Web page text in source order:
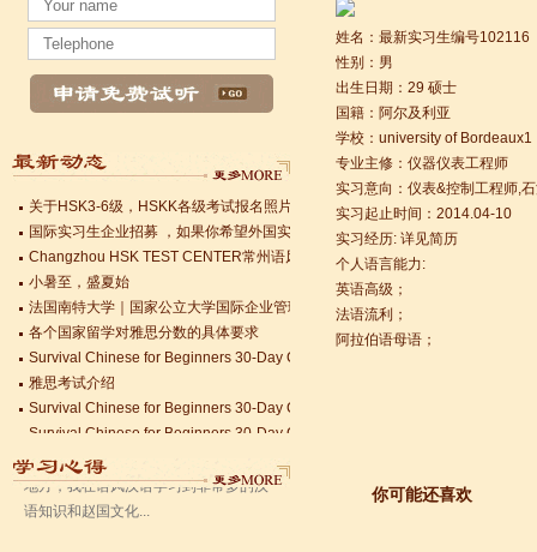
小暑至，盛夏始
法国南特大学｜国家公立大学国际企业管理硕士 + 跨文化职场通行证，2025 招
各个国家留学对雅思分数的具体要求
Survival Chinese for Beginners 30-Day Challenge day 3
雅思考试介绍
Survival Chinese for Beginners 30-Day Challenge day 2
Survival Chinese for Beginners 30-Day Challenge day 1
国际实习生企业招募 ，如果你希望外国实习生到你的公司工作，请联系我们
Changzhou HSK TEST CENTER常州语风HSK考点正式对外开考了，常州的
小暑至，盛夏始
法国南特大学｜国家公立大学国际企业管理硕士 + 跨文化职场通行证，2025 招
各个国家留学对雅思分数的具体要求
Survival Chinese for Beginners 30-Day Challenge day 3
雅思考试介绍
Survival Chinese for Beginners 30-Day Challenge day 2
Survival Chinese for Beginners 30-Day Challenge day 1
国际实习生企业招募 ，如果你希望外国实习生到你的公司工作，请联系我们
Changzhou HSK TEST CENTER常州语风HSK考点正式对外开考了，常州的
语风汉语无锡校 Zack
我叫Zack,我是法国人，无锡语风汉教中
心是一个学习中国文化和对外汉语的好
地方，我在语风汉语学习到非常多的汉
姓名：最新实习生编号102116
性别：男
出生日期：29 硕士
国籍：阿尔及利亚
学校：university of Bordeaux1
专业主修：仪器仪表工程师
实习意向：仪表&控制工程师,
实习起止时间：2014.04-10
实习经历: 详见简历
个人语言能力:
英语高级；
法语流利；
阿拉伯语母语；
你可能还喜欢